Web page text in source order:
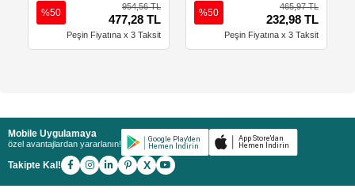
954,56 TL
477,28 TL
%50
Peşin Fiyatına x 3 Taksit
465,97 TL
232,98 TL
%50
Peşin Fiyatına x 3 Taksit
Mobile Uygulamaya
özel avantajlardan yararlanın!
Takipte Kal! X